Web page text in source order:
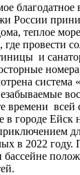
России
теплое
где провести
и
времени всей
в городе Ейск
в 2022 году.